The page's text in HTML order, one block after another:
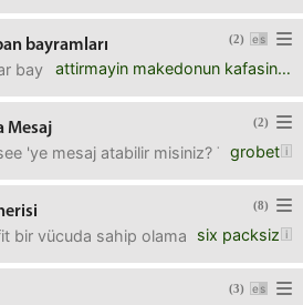
(2)
bayramları
attirmayin makedonun kafasini
bayram mı?aralarındaki fark
(2)
Mesaj
grobet
'ye mesaj atabilir misiniz? Teşekkürler
(8)
six packsiz
bir vücuda sahip olamayan ve bunu
(3)